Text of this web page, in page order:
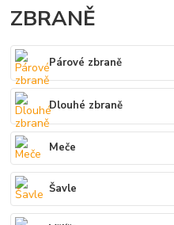
ZBRANĚ
Párové zbraně
Dlouhé zbraně
Meče
Šavle